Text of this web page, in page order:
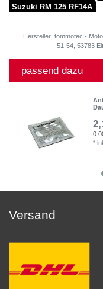
Suzuki RM 125 RF14A
Hersteller: tommotec -
51-54, 53783
passend dazu
*
Versand